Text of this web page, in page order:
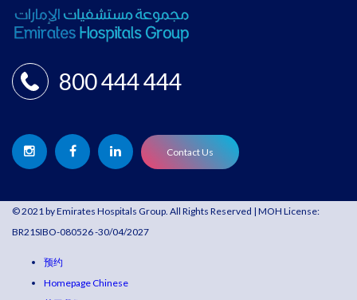
800 444 444
Contact Us
© 2021 by Emirates Hospitals Group. All Rights Reserved | MOH License:
BR21SIBO-080526 -30/04/2027
预约
Homepage Chinese